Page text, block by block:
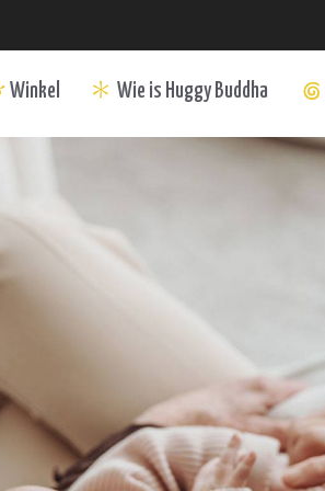
Winkel Wie is Huggy Buddha